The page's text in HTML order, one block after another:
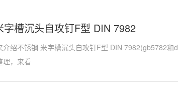
字槽沉头自攻钉F型 DIN 7982
介绍不锈钢 米字槽沉头自攻钉F型 DIN 7982(gb5782
理，来看